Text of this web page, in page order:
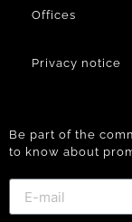
Offices
Privacy notice
Be part of the
to know about